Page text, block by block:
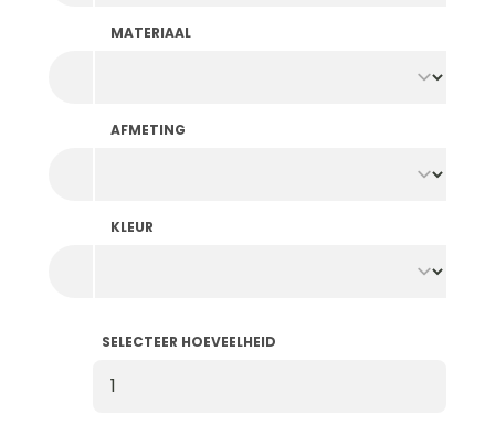
MATERIAAL
AFMETING
KLEUR
SELECTEER HOEVEELHEID